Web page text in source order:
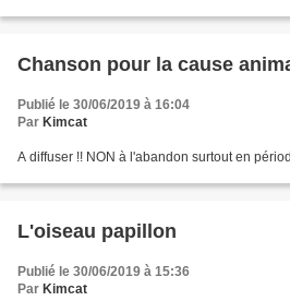
Chanson pour la cause
Publié le 30/06/2019 à 16:04
Par Kimcat
A diffuser !! NON à l'abandon surtout en
L'oiseau papillon
Publié le 30/06/2019 à 15:36
Par Kimcat